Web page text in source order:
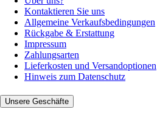
Kontaktieren Sie uns
Allgemeine Verkaufsbedingungen
Rückgabe & Erstattung
Impressum
Zahlungsarten
Lieferkosten und Versandoptionen
Hinweis zum Datenschutz
Unsere Geschäfte